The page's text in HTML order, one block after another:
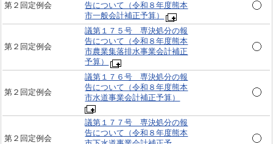
第２回定例会
告について（令和８年度熊本
市一般会計補正予算）
第２回定例会
議第１７５号 専決処分の報
告について（令和８年度熊本
市農業集落排水事業会計補正
予算）
第２回定例会
議第１７６号 専決処分の報
告について（令和８年度熊本
市水道事業会計補正予算）
第２回定例会
議第１７７号 専決処分の報
告について（令和８年度熊本